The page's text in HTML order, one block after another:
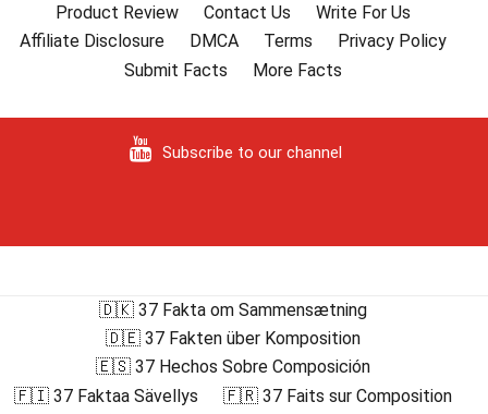
Product Review
Contact Us
Write For Us
Affiliate Disclosure
DMCA Terms
Privacy Policy
Submit Facts
More Facts
Subscribe to our channel
🇩🇰 37 Fakta om Sammensætning
🇩🇪 37 Fakten über Komposition
🇪🇸 37 Hechos Sobre Composición
🇫🇮 37 Faktaa Sävellys
🇫🇷 37 Faits sur Composition